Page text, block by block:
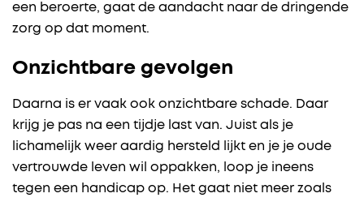
een beroerte, gaat de aandacht naar de dringende
zorg op dat moment.
Onzichtbare gevolgen
Daarna is er vaak ook onzichtbare schade. Daar
krijg je pas na een tijdje last van. Juist als je
lichamelijk weer aardig hersteld lijkt en je je oude
vertrouwde leven wil oppakken, loop je ineens
tegen een handicap op. Het gaat niet meer zoals